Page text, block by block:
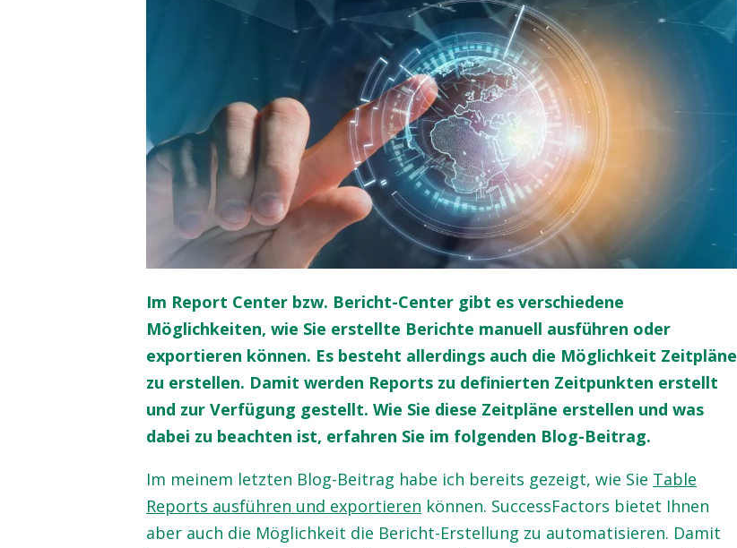
Im Report Center bzw. Bericht-Center gibt es verschiedene
Möglichkeiten, wie Sie erstellte Berichte manuell ausführen oder
exportieren können. Es besteht allerdings auch die Möglichkeit Zeitpläne
zu erstellen. Damit werden Reports zu definierten Zeitpunkten erstellt
und zur Verfügung gestellt. Wie Sie diese Zeitpläne erstellen und was
dabei zu beachten ist, erfahren Sie im folgenden Blog-Beitrag.
Im meinem letzten Blog-Beitrag habe ich bereits gezeigt, wie Sie Table
Reports ausführen und exportieren können. SuccessFactors bietet Ihnen
aber auch die Möglichkeit die Bericht-Erstellung zu automatisieren. Damit